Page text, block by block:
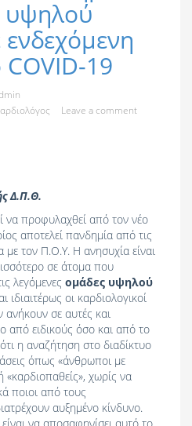
υψηλού
19
Leave a comment
Δ.Π.Θ.
προφυλαχθεί από τον νέο
αποτελεί πανδημία από τις
τον Π.Ο.Υ. Η ανησυχία είναι
σε άτομα που
λεγόμενες ομάδες υψηλού
ιδιαιτέρως οι καρδιολογικοί
ανήκουν σε αυτές και
από ειδικούς όσο και από το
η αναζήτηση στο διαδίκτυο
όπως «άνθρωποι με
«καρδιοπαθείς», χωρίς να
ποιοι από τους
αυξημένο κίνδυνο.
να αποσαφηνίσει αυτό το